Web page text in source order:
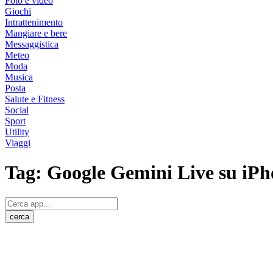
Giochi
Intrattenimento
Mangiare e bere
Messaggistica
Meteo
Moda
Musica
Posta
Salute e Fitness
Social
Sport
Utility
Viaggi
Tag: Google Gemini Live su